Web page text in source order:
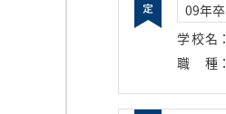
09年卒
学校名 ：
職種 ：